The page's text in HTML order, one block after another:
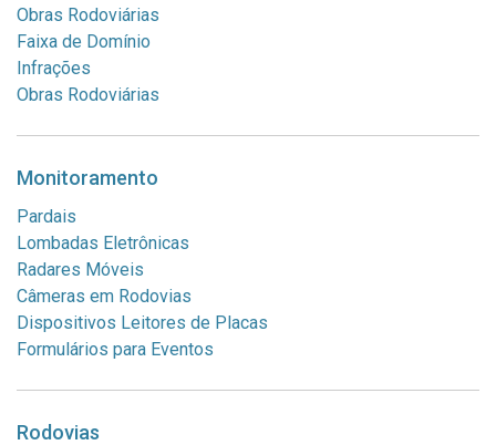
Obras Rodoviárias
Faixa de Domínio
Infrações
Obras Rodoviárias
Monitoramento
Pardais
Lombadas Eletrônicas
Radares Móveis
Câmeras em Rodovias
Dispositivos Leitores de Placas
Formulários para Eventos
Rodovias